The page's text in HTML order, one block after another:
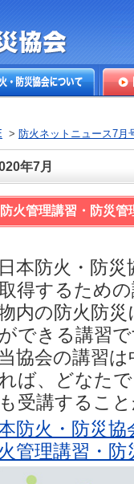
火・防
> 防火ネットニュース7月
年7月
火管理講習・防災管
本防火・防災
得するため
内の防火防
できる講習
協会の講習は
ば、どなた
受講するこ
防火・防災
管理講習・